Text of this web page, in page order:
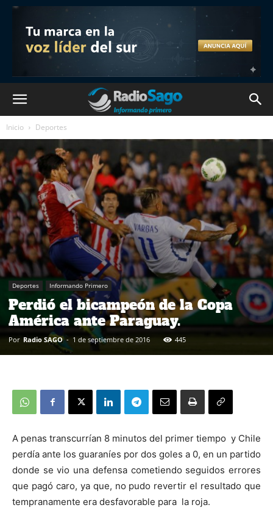
Inicio Deportes
Deportes Informando Primero
Perdió el bicampeón de la Copa
América ante Paraguay.
Por Radio SAGO - 1 de septiembre de 2016 445
A penas transcurrían 8 minutos del primer tiempo y Chile
perdía ante los guaraníes por dos goles a 0, en un partido
donde se vio una defensa cometiendo seguidos errores
que pagó caro, ya que, no pudo revertir el resultado que
tempranamente era desfavorable para la roja.